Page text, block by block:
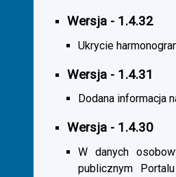
Wersja - 1.4.32
Ukrycie
Wersja - 1.4.31
Dodana informacja
Wersja - 1.4.30
W danych
publicznym